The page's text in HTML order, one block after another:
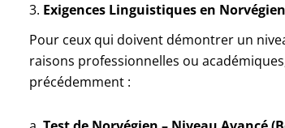
3. Exigences Linguistiques en
Pour ceux qui doivent démontrer un
raisons professionnelles ou
précédemment :